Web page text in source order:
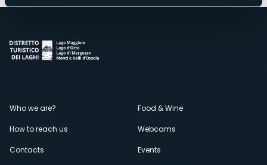
Menù
secondario
Who we are?
How to reach us
Contacts
Food & Wine
Webcams
Events